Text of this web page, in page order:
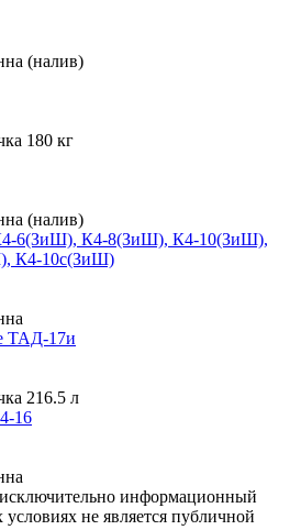
(налив)
180 кг
(налив)
6(ЗиШ), К4-8(ЗиШ), К4-10(ЗиШ),
К4-10с(ЗиШ)
ТАД-17и
216.5 л
16
исключительно информационный
не является публичной